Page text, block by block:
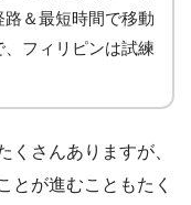
＆最短時間で移動
フィリピンは試練
くさんありますが、
とが進むこともたく